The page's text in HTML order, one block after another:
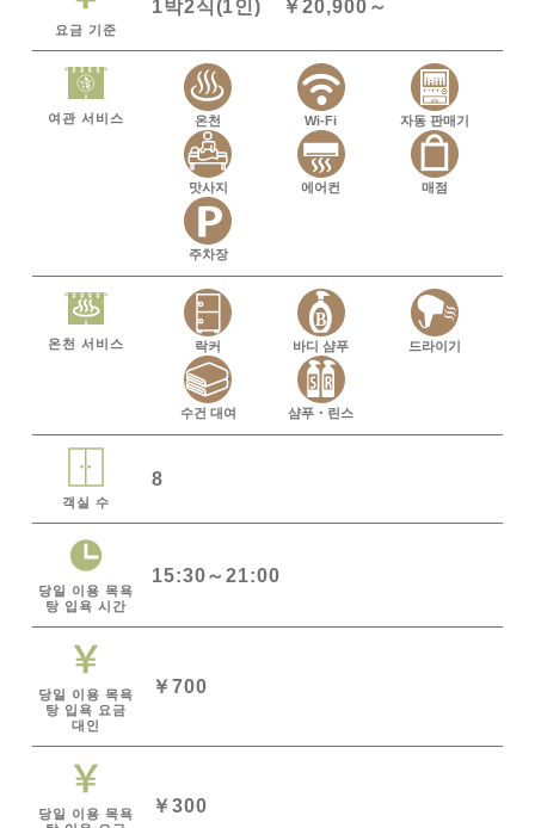
요금 기준
1박2식(1인) ￥20,900～
여관 서비스 온천 Wi-Fi 자동 판매기
맛사지 에어컨 매점
주차장
온천 서비스 락커 바디 샴푸 드라이기
수건 대여 샴푸・린스
객실 수
8
당일 이용 목욕
탕 입욕 시간
15:30～21:00
당일 이용 목욕
탕 입욕 요금
대인
￥700
당일 이용 목욕
￥300